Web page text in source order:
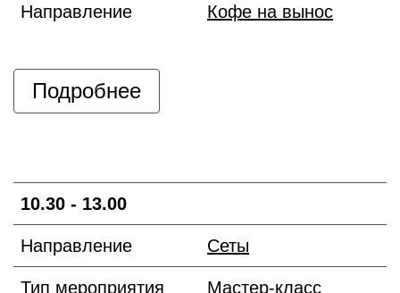
Направление Кофе на вынос
Подробнее
10.30 - 13.00
Направление Сеты
Тип мероприятия Мастер-класс